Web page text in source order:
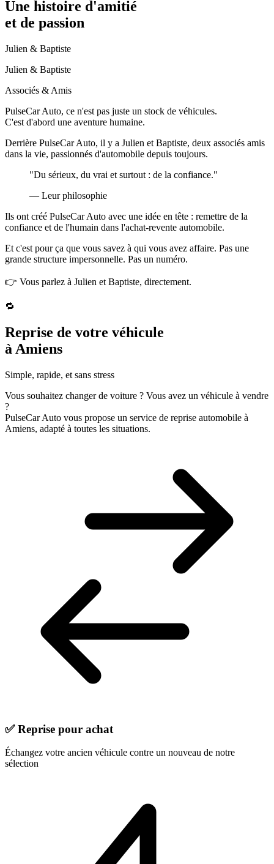
Une histoire d'amitié
et de passion
Julien & Baptiste
Julien & Baptiste
Associés & Amis
PulseCar Auto, ce n'est pas juste un stock de véhicules.
C'est d'abord une aventure humaine.
Derrière PulseCar Auto, il y a Julien et Baptiste, deux associés amis
dans la vie, passionnés d'automobile depuis toujours.
"Du sérieux, du vrai et surtout : de la confiance."
— Leur philosophie
Ils ont créé PulseCar Auto avec une idée en tête : remettre de la
confiance et de l'humain dans l'achat-revente automobile.
Et c'est pour ça que vous savez à qui vous avez affaire. Pas une
grande structure impersonnelle. Pas un numéro.
👉 Vous parlez à Julien et Baptiste, directement.
🔁
Reprise de votre véhicule
à Amiens
Simple, rapide, et sans stress
Vous souhaitez changer de voiture ? Vous avez un véhicule à vendre
?
PulseCar Auto vous propose un service de reprise automobile à
Amiens, adapté à toutes les situations.
✅Reprise pour achat
Échangez votre ancien véhicule contre un nouveau de notre
sélection